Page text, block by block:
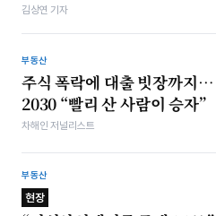
김상연 기자
부동산
주식 폭락에 대출 빗장까지…
2030 “빨리 산 사람이 승자”
차해인 저널리스트
부동산
현장